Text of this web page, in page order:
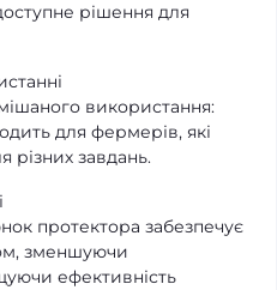
рішення для
використання:
для фермерів, які
різних завдань.
протектора забезпечує
зменшуючи
ефективність